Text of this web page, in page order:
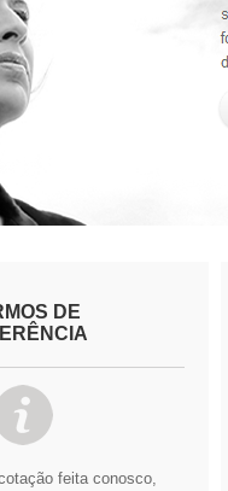
DE
feita conosco,